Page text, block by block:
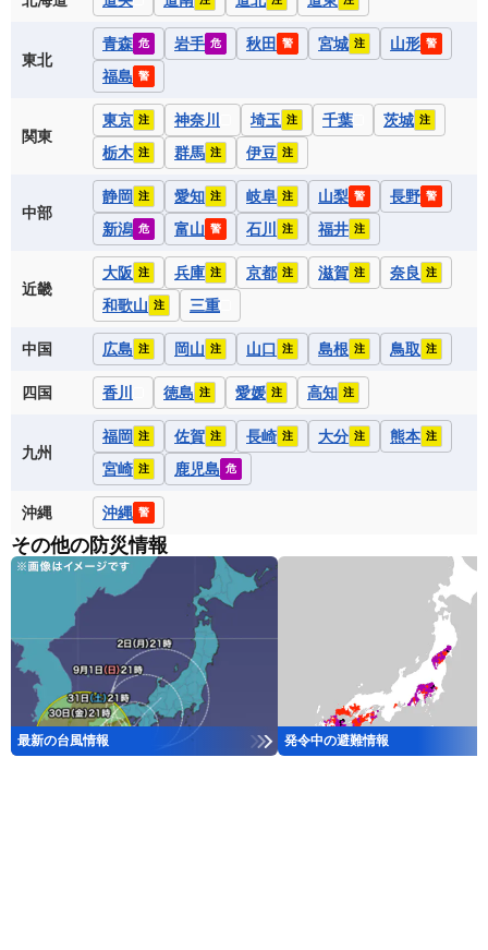
東北
青森 危 岩手 危 秋田 警 宮城 注 山形 警
福島 警
関東
東京 注 神奈川 埼玉 注 千葉 茨城 注
栃木 注 群馬 注 伊豆 注
中部
静岡 注 愛知 注 岐阜 注 山梨 警 長野 警
新潟 危 富山 警 石川 注 福井 注
近畿
大阪 注 兵庫 注 京都 注 滋賀 注 奈良 注
和歌山 注 三重
中国 広島 注 岡山 注 山口 注 島根 注 鳥取 注
四国 香川 徳島 注 愛媛 注 高知 注
九州
福岡 注 佐賀 注 長崎 注 大分 注 熊本 注
宮崎 注 鹿児島 危
沖縄 沖縄 警
その他の防災情報
最新の台風情報 発令中の避難情報